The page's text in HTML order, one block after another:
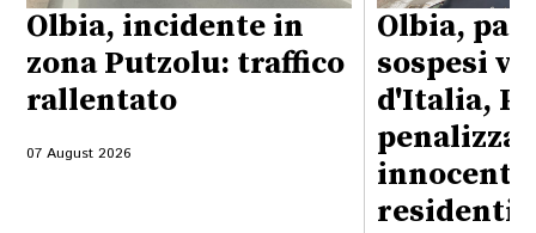
Olbia, incidente in
zona Putzolu: traffico
rallentato
07 August 2026
Olbia,
sospesi
d'Italia,
residenti